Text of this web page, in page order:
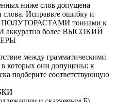
ниже слов допущена
Исправьте ошибку и
с ПОЛУТОРАСТАМИ тоннами к
более ВЫСОКИЙ
между грамматическими
которых они допущены: к
подберите соответствующую